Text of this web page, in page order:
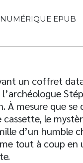
NUMÉRIQUE EPUB
un coffret
l’archéologue
À mesure que
cassette, le
d’un humble
tout à coup en